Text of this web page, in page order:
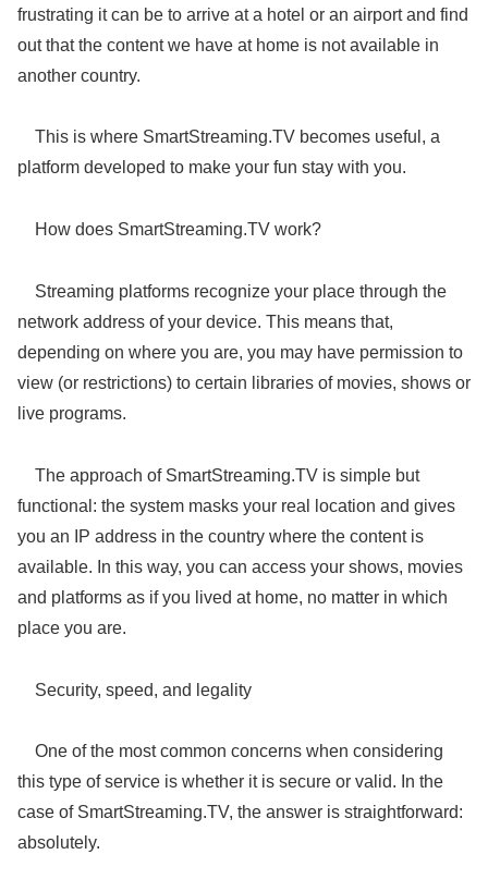
frustrating it can be to arrive at a hotel or an airport and find
out that the content we have at home is not available in
another country.
This is where SmartStreaming.TV becomes useful, a
platform developed to make your fun stay with you.
How does SmartStreaming.TV work?
Streaming platforms recognize your place through the
network address of your device. This means that,
depending on where you are, you may have permission to
view (or restrictions) to certain libraries of movies, shows or
live programs.
The approach of SmartStreaming.TV is simple but
functional: the system masks your real location and gives
you an IP address in the country where the content is
available. In this way, you can access your shows, movies
and platforms as if you lived at home, no matter in which
place you are.
Security, speed, and legality
One of the most common concerns when considering
this type of service is whether it is secure or valid. In the
case of SmartStreaming.TV, the answer is straightforward:
absolutely.